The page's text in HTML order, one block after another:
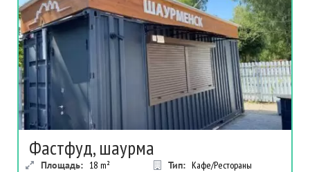
Фастфуд, шаурма
Площадь: 18 m² Тип: Кафе/Рестораны